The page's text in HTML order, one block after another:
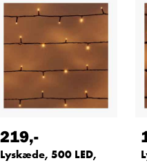
219,-
Lyskæde, 500 LED,